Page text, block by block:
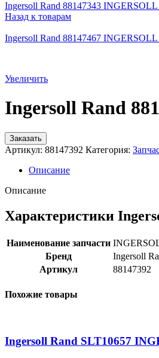
Ingersoll Rand 88147343
Назад к товарам
Ingersoll Rand 88147467
Увеличить
Ingersoll Rand
Заказать
Артикул: 88147392 Категория:
Описание
Описание
Характеристики
Наименование запчасти
Бренд
Ingersoll
Артикул
88147392
Похожие товары
Ingersoll Rand SLT10657